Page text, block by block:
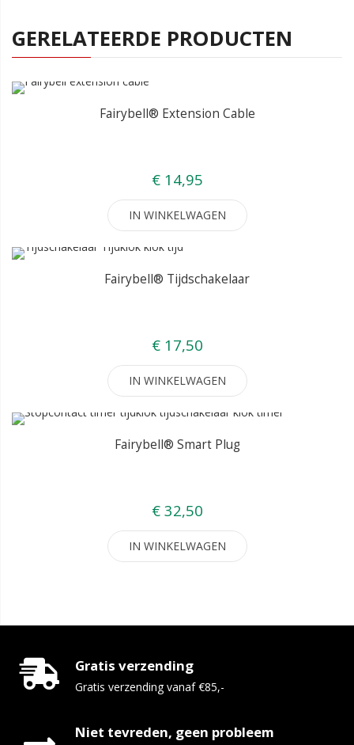
GERELATEERDE PRODUCTEN
Fairybell® Extension Cable
€ 14,95
IN WINKELWAGEN
Fairybell® Tijdschakelaar
€ 17,50
IN WINKELWAGEN
Fairybell® Smart Plug
€ 32,50
IN WINKELWAGEN
Gratis verzending
Gratis verzending vanaf €85,-
Niet tevreden, geen probleem